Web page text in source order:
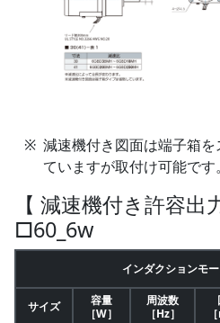
減速機付き図面は端子箱
ていますが取付け可能です。
【 減速機付き許容出
□60_6w
インダクションモ
サイズ
容量
［W］
周波数
［Hz］